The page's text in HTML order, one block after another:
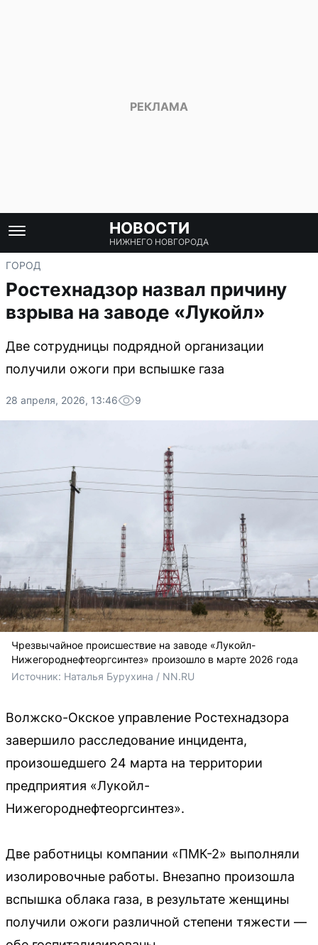
НОВОСТИ
НИЖНЕГО НОВГОРОДА
ГОРОД
Ростехнадзор назвал причину
взрыва на заводе «Лукойл»
Две сотрудницы подрядной организации
получили ожоги при вспышке газа
28 апреля, 2026, 13:46 9
Чрезвычайное происшествие на заводе «Лукойл-
Нижегороднефтеоргсинтез» произошло в марте 2026 года
Источник: Наталья Бурухина / NN.RU
Волжско-Окское управление Ростехнадзора
завершило расследование инцидента,
произошедшего 24 марта на территории
предприятия «Лукойл-
Нижегороднефтеоргсинтез».
Две работницы компании «ПМК-2» выполняли
изолировочные работы. Внезапно произошла
вспышка облака газа, в результате женщины
получили ожоги различной степени тяжести —